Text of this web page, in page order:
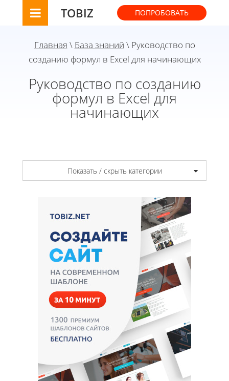
TOBIZ ПОПРОБОВАТЬ
Главная \ База знаний \ Руководство по
созданию формул в Excel для начинающих
Руководство по созданию
формул в Excel для
начинающих
Показать / скрыть категории